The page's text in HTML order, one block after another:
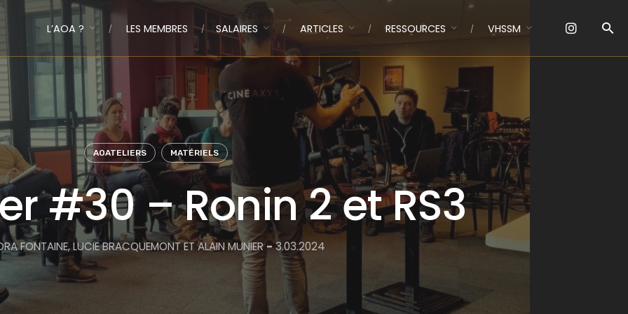
L’AOA ? LES MEMBRES SALAIRES ARTICLES RESSOURCES VHSSM
AOATELIERS MATÉRIELS
#30 – Ronin 2 et RS3
FONTAINE, LUCIE BRACQUEMONT ET ALAIN MUNIER-3.03.2024